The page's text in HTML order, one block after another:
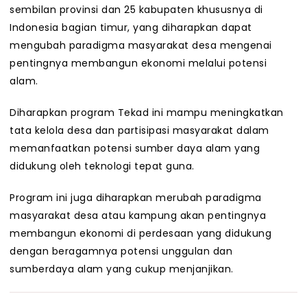
sembilan provinsi dan 25 kabupaten khususnya di
Indonesia bagian timur, yang diharapkan dapat
mengubah paradigma masyarakat desa mengenai
pentingnya membangun ekonomi melalui potensi
alam.
Diharapkan program Tekad ini mampu meningkatkan
tata kelola desa dan partisipasi masyarakat dalam
memanfaatkan potensi sumber daya alam yang
didukung oleh teknologi tepat guna.
Program ini juga diharapkan merubah paradigma
masyarakat desa atau kampung akan pentingnya
membangun ekonomi di perdesaan yang didukung
dengan beragamnya potensi unggulan dan
sumberdaya alam yang cukup menjanjikan.